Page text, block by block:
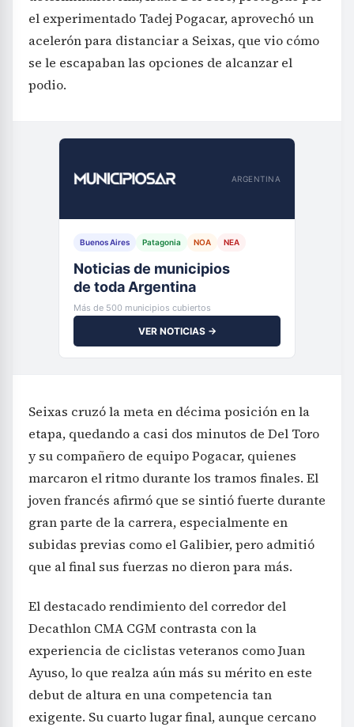
el experimentado Tadej Pogacar, aprovechó un
acelerón para distanciar a Seixas, que vio cómo
se le escapaban las opciones de alcanzar el
podio.
ARGENTINA
Buenos Aires Patagonia NOA NEA
Noticias de municipios
de toda Argentina
Más de 500 municipios cubiertos
VER NOTICIAS →
Seixas cruzó la meta en décima posición en la
etapa, quedando a casi dos minutos de Del Toro
y su compañero de equipo Pogacar, quienes
marcaron el ritmo durante los tramos finales. El
joven francés afirmó que se sintió fuerte durante
gran parte de la carrera, especialmente en
subidas previas como el Galibier, pero admitió
que al final sus fuerzas no dieron para más.
El destacado rendimiento del corredor del
Decathlon CMA CGM contrasta con la
experiencia de ciclistas veteranos como Juan
Ayuso, lo que realza aún más su mérito en este
debut de altura en una competencia tan
exigente. Su cuarto lugar final, aunque cercano